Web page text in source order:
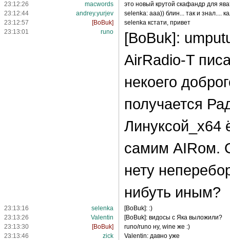
23:12:26
macwords
это новый крутой скафандр для
23:12:44
andrey.yurjev
selenka: ааа)) блин... так и знал....
23:12:57
[BoBuk]
selenka кстати, привет
23:13:01
runo
[BoBuk]:
AirRadio-T
некоего
получается
Линуксой_х64
самим AIRом.
нету
нибуть иным?
23:13:16 selenka
[BoBuk]: :)
23:13:26
Valentin
[BoBuk]: видосы с Яка выложили?
23:13:30
[BoBuk]
runo/runo ну, wine же :)
23:13:46
zick
Valentin: давно уже